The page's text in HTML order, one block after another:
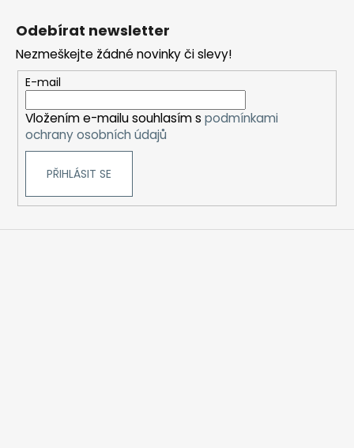
Odebírat newsletter
Nezmeškejte žádné novinky či slevy!
E-mail
Vložením e-mailu souhlasím s podmínkami
ochrany osobních údajů
PŘIHLÁSIT SE